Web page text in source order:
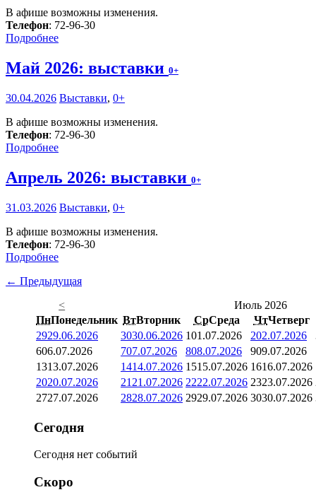
В афише возможны изменения.
Телефон: 72-96-30
Подробнее
Май 2026: выставки 0+
30.04.2026 Выставки, 0+
В афише возможны изменения.
Телефон: 72-96-30
Подробнее
Апрель 2026: выставки 0+
31.03.2026 Выставки, 0+
В афише возможны изменения.
Телефон: 72-96-30
Подробнее
← Предыдущая
<
Июль 2026
ПнПонедельник ВтВторник СрСреда ЧтЧетверг
2929.06.2026 3030.06.2026 101.07.2026 202.07.2026
606.07.2026 707.07.2026 808.07.2026 909.07.2026
1313.07.2026 1414.07.2026 1515.07.2026 1616.07.2026
2020.07.2026 21 21.07.2026 2222.07.2026 2323.07.2026
2727.07.2026 2828.07.2026 2929.07.2026 3030.07.2026
Сегодня
Сегодня нет событий
Скоро